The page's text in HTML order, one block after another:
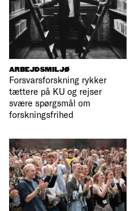
ARBEJDSMILJØ
Forsvarsforskning rykker
tættere på KU og rejser
svære spørgsmål om
forskningsfrihed